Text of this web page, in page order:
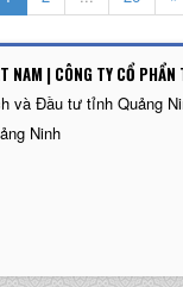
NAM | CÔNG TY CỔ
và Đầu tư tỉnh Quảng
Ninh